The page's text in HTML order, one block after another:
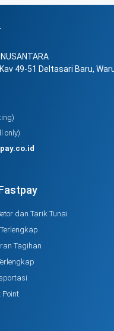
49-51 Deltasari Baru,
only)
dan Tarik Tunai
Tagihan
Point